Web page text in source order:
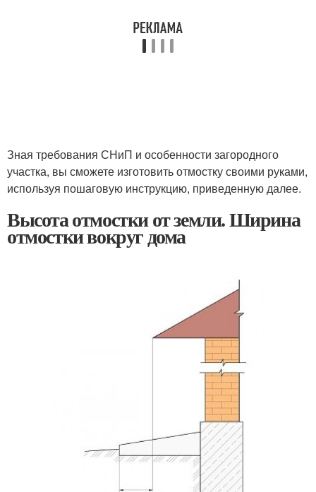
Зная требования СНиП и особенности загородного
участка, вы сможете изготовить отмостку своими руками,
используя пошаговую инструкцию, приведенную далее.
Высота отмостки от земли. Ширина
отмостки вокруг дома